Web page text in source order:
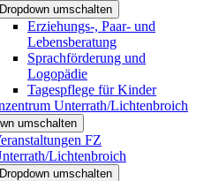
Dropdown umschalten
Erziehungs-, Paar- und
Lebensberatung
Sprachförderung und
Logopädie
Tagespflege für Kinder
Unterrath/Lichtenbroich
umschalten
FZ
Lichtenbroich
Dropdown umschalten